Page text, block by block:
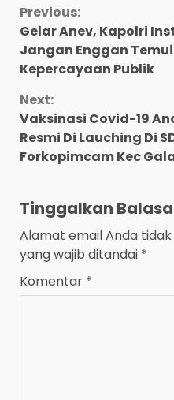
Continue
Reading
Previous:
Gelar Anev, Kapolri
Jangan Enggan
Kepercayaan Publik
Next:
Vaksinasi Covid-19
Resmi Di Lauching Di
Forkopimcam Kec
Tinggalkan
Alamat email Anda
yang wajib ditandai *
Komentar *